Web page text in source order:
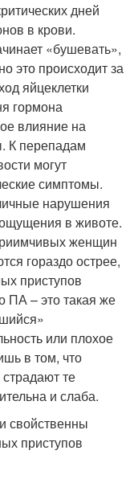
дней
в крови.
«бушевать»,
это происходит за
яйцеклетки
гормона
влияние на
К перепадам
могут
симптомы.
нарушения
в животе.
женщин
гораздо острее,
приступов
ПА – это такая же
или плохое
в том, что
те
и слаба.
свойственны
приступов